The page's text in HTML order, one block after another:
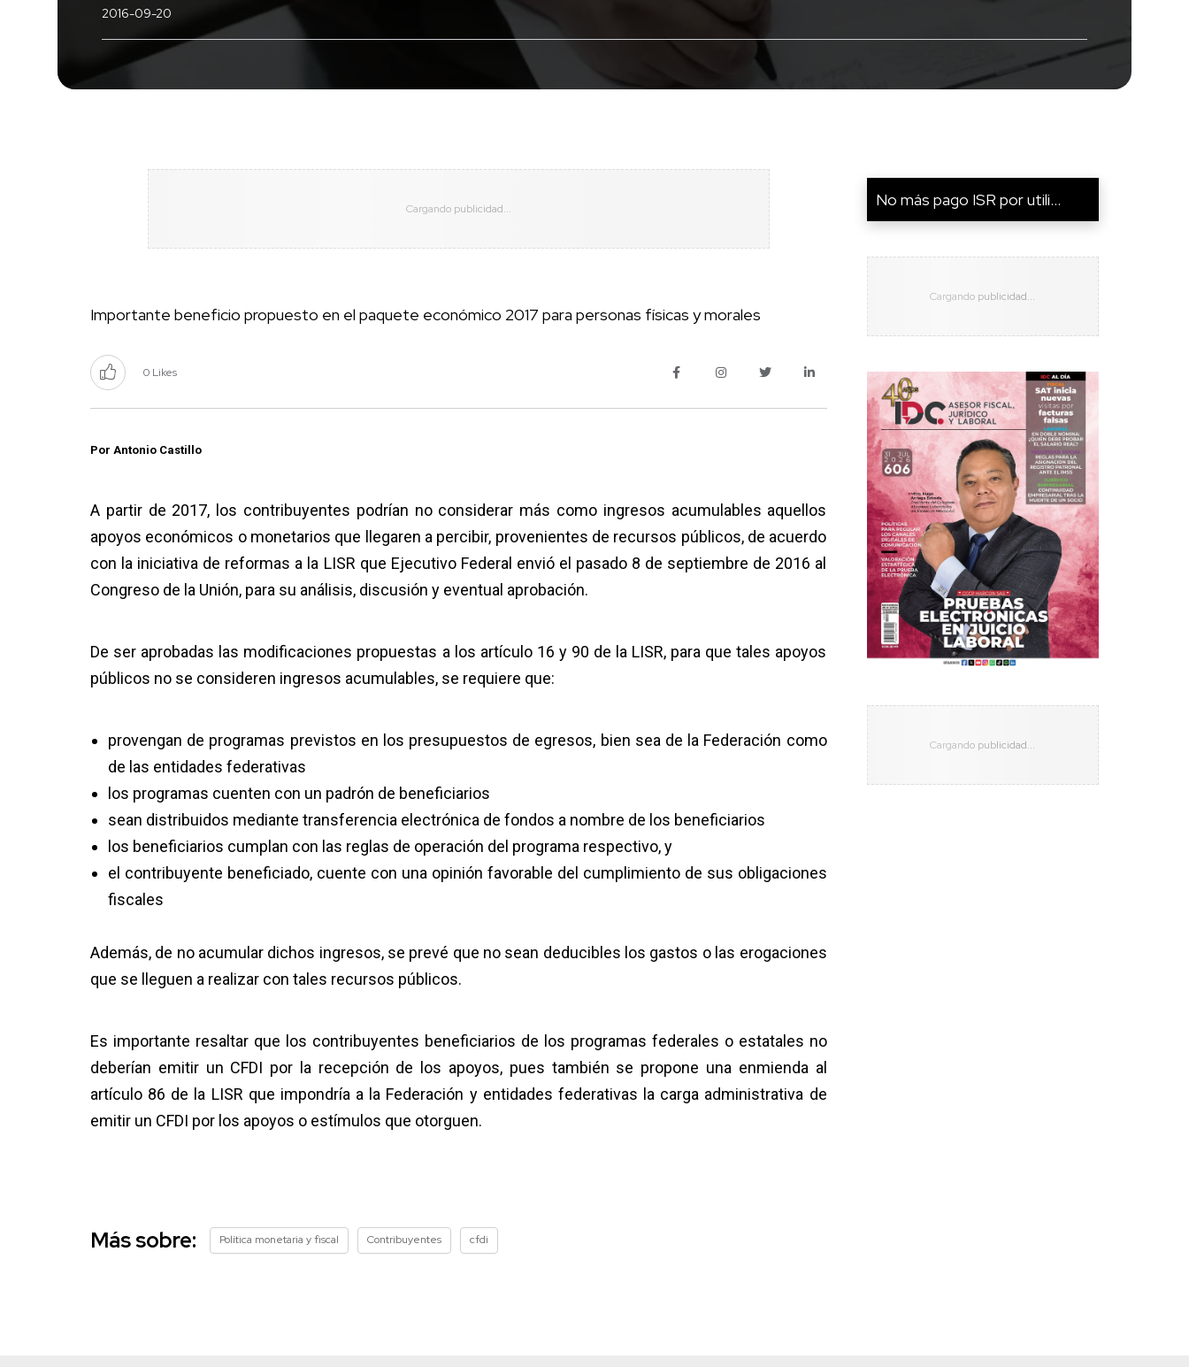
2016-09-20
Importante beneficio propuesto en el paquete económico 2017 para personas físicas y morales
0 Likes
Por Antonio Castillo
A partir de 2017, los contribuyentes podrían no considerar más como ingresos acumulables aquellos
apoyos económicos o monetarios que llegaren a percibir, provenientes de recursos públicos, de acuerdo
con la iniciativa de reformas a la LISR que Ejecutivo Federal envió el pasado 8 de septiembre de 2016 al
Congreso de la Unión, para su análisis, discusión y eventual aprobación.
De ser aprobadas las modificaciones propuestas a los artículo 16 y 90 de la LISR, para que tales apoyos
públicos no se consideren ingresos acumulables, se requiere que:
provengan de programas previstos en los presupuestos de egresos, bien sea de la Federación como
de las entidades federativas
los programas cuenten con un padrón de beneficiarios
sean distribuidos mediante transferencia electrónica de fondos a nombre de los beneficiarios
los beneficiarios cumplan con las reglas de operación del programa respectivo, y
el contribuyente beneficiado, cuente con una opinión favorable del cumplimiento de sus obligaciones
fiscales
Además, de no acumular dichos ingresos, se prevé que no sean deducibles los gastos o las erogaciones
que se lleguen a realizar con tales recursos públicos.
Es importante resaltar que los contribuyentes beneficiarios de los programas federales o estatales no
deberían emitir un CFDI por la recepción de los apoyos, pues también se propone una enmienda al
artículo 86 de la LISR que impondría a la Federación y entidades federativas la carga administrativa de
emitir un CFDI por los apoyos o estímulos que otorguen.
No más pago ISR por utili...
Más sobre: Política monetaria y fiscal Contribuyentes cfdi